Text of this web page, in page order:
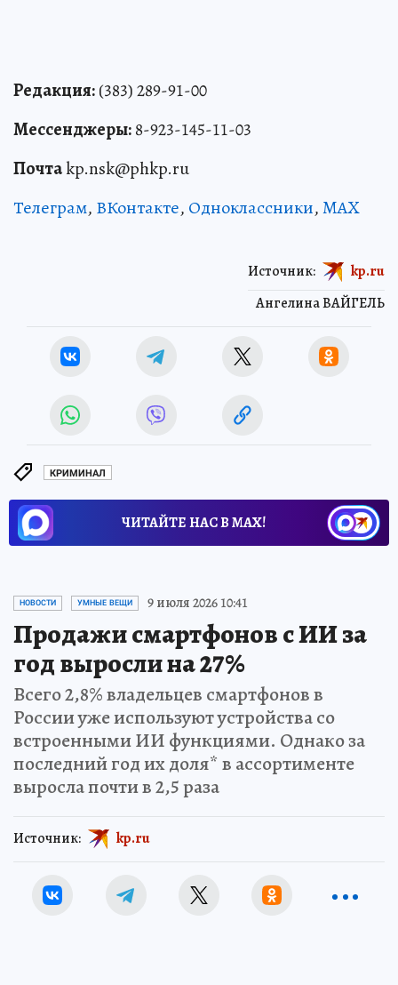
Редакция:(383) 289-91-00
Мессенджеры:8-923-145-11-03
Почтаkp.nsk@phkp.ru
Телеграм, ВКонтакте, Одноклассники,MAX
Ангелина ВАЙГЕЛЬ
Источник: kp.ru
КРИМИНАЛ
ЧИТАЙТЕ НАС В МАХ!
НОВОСТИ УМНЫЕ ВЕЩИ 9 июля 2026 10:41
Продажи смартфонов с ИИ за
год выросли на 27%
Всего 2,8% владельцев смартфонов в
России уже используют устройства со
встроенными ИИ функциями. Однако за
последний год их доля* в ассортименте
выросла почти в 2,5 раза
Источник: kp.ru